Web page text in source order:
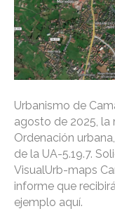
Urbanismo de
agosto de 2025, la
Ordenación
de la UA-5.19.7.
VisualUrb-maps
informe que
ejemplo aquí.